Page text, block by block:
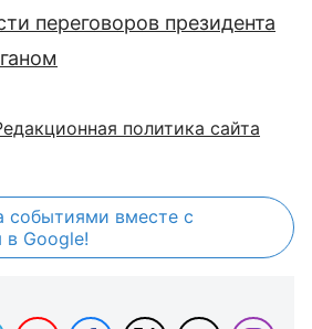
переговоров президента
политика сайта
событиями вместе с
в Google!